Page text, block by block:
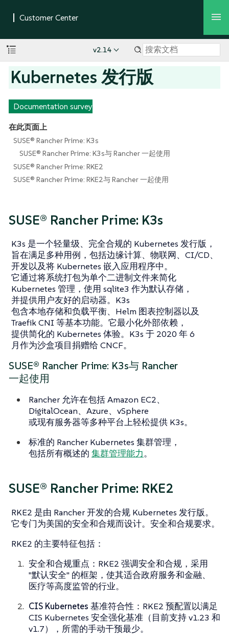
v2.14
Kubernetes 发行版
Documentation survey
在此页面上
SUSE® Rancher Prime: K3s
SUSE® Rancher Prime: K3s与 Rancher 一起使用
SUSE® Rancher Prime: RKE2
SUSE® Rancher Prime: RKE2与 Rancher 一起使用
SUSE® Rancher Prime: K3s
K3s 是一个轻量级、完全合规的 Kubernetes 发行版，
旨在满足多种用例，包括边缘计算、物联网、CI/CD、
开发以及将 Kubernetes 嵌入应用程序中。
它通过将系统打包为单个二进制文件来简化
Kubernetes 管理，使用 sqlite3 作为默认存储，
并提供用户友好的启动器。K3s
包含本地存储和负载平衡、Helm 图表控制器以及
Traefik CNI 等基本功能。它最小化外部依赖，
提供简化的 Kubernetes 体验。K3s 于 2020 年 6
月作为沙盒项目捐赠给 CNCF。
SUSE® Rancher Prime: K3s与 Rancher
一起使用
Rancher 允许在包括 Amazon EC2、
DigitalOcean、Azure、vSphere
或现有服务器等多种平台上轻松提供 K3s。
标准的 Rancher Kubernetes 集群管理，
包括所有概述的 集群管理能力。
SUSE® Rancher Prime: RKE2
RKE2 是由 Rancher 开发的合规 Kubernetes 发行版。
它专门为美国的安全和合规而设计。安全和合规要求。
RKE2 的主要特征包括：
安全和合规重点 ：RKE2 强调安全和合规，采用
"默认安全" 的框架，使其适合政府服务和金融、
医疗等高度监管的行业。
CIS Kubernetes 基准符合性 ：RKE2 预配置以满足
CIS Kubernetes 安全强化基准（目前支持 v1.23 和
v1.7），所需的手动干预最少。